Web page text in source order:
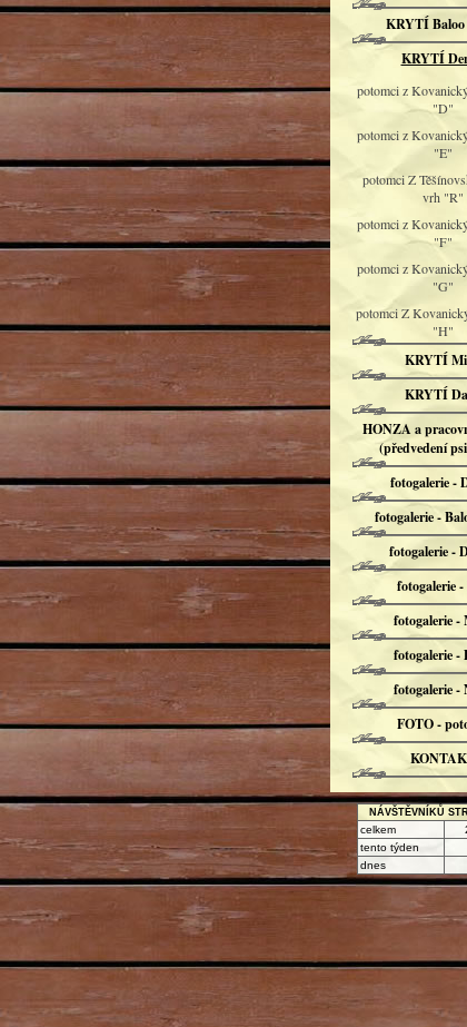
KRYTÍ Baloo
KRYTÍ
potomci z
"D"
potomci z
"E"
potomci Z
vrh "R"
potomci z
"F"
potomci z
"G"
potomci Z
"H"
KRYTÍ
KRYTÍ
HONZA a
(předvedení
fotogalerie -
fotogalerie -
fotogalerie -
fotogalerie
fotogalerie -
fotogalerie -
fotogalerie -
FOTO -
NÁVŠTĚVNÍKŮ
celkem
tento týden
dnes